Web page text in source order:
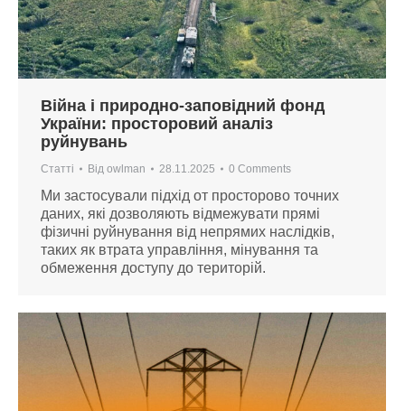
Війна і природно-заповідний фонд
України: просторовий аналіз
руйнувань
Статті Від owlman 28.11.2025 0 Comments
Ми застосували підхід от просторово точних
даних, які дозволяють відмежувати прямі
фізичні руйнування від непрямих наслідків,
таких як втрата управління, мінування та
обмеження доступу до територій.